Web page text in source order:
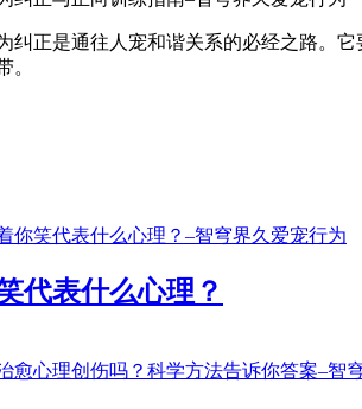
正是通往人宠和谐关系的必经之路。它
。
代表什么心理？